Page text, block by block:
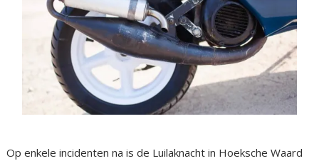
Op enkele incidenten na is de Luilaknacht in Hoeksche Waard